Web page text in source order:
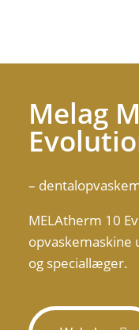
Melag
–
MELAtherm 10
og speciallæger.